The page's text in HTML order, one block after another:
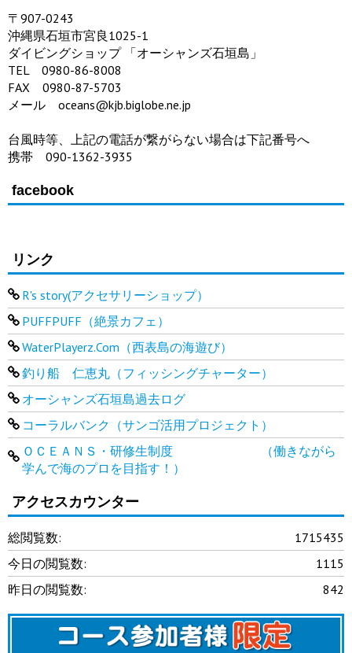
〒907-0243
沖縄県石垣市宮良1025-1
ダイビングショップ 「オーシャンズ石垣島」
TEL 0980-86-8008
FAX 0980-87-5703
メール oceans@kjb.biglobe.ne.jp
台風時等、上記の電話が繋がらない場合は下記番号へ
携帯 090-1362-3935
facebook
リンク
R's story(アクセサリーショップ）
PUFFPUFF（絶景カフェ）
WaterPlayerz.Com（西表島の海遊び）
釣り船 仁恵丸（フィッシングチャーター）
オーシャンズ石垣島過去ログ
コーラルバンク（サンゴ活用プロジェクト）
ＯＣＥＡＮＳ・研修生制度 （働きながら
学んで海のプロを目指す！）
アクセスカウンター
1715435
総閲覧数:
1115
今日の閲覧数:
842
昨日の閲覧数: